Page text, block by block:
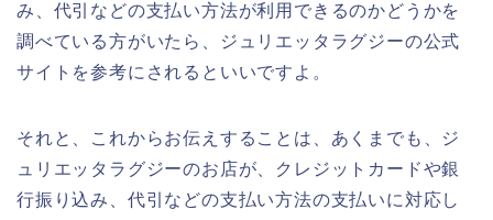
み、代引などの支払い方法が利用できるのかどうかを
調べている方がいたら、ジュリエッタラグジーの公式
サイトを参考にされるといいですよ。
それと、これからお伝えすることは、あくまでも、ジ
ュリエッタラグジーのお店が、クレジットカードや銀
行振り込み、代引などの支払い方法の支払いに対応し